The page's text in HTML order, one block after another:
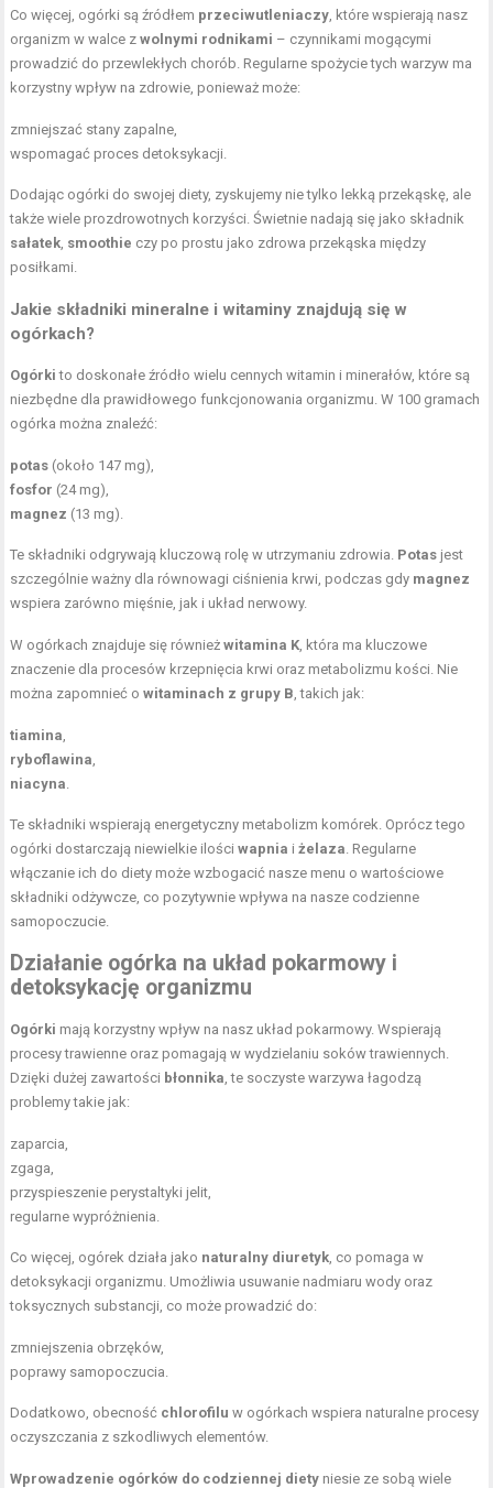
Co więcej, ogórki są źródłem przeciwutleniaczy, które wspierają nasz
organizm w walce zwolnymi rodnikami – czynnikami mogącymi
prowadzić do przewlekłych chorób. Regularne spożycie tych warzyw ma
korzystny wpływ na zdrowie, ponieważ może:
zmniejszać stany zapalne,
wspomagać proces detoksykacji.
Dodając ogórki do swojej diety, zyskujemy nie tylko lekką przekąskę, ale
także wiele prozdrowotnych korzyści. Świetnie nadają się jako składnik
sałatek, smoothie czy po prostu jako zdrowa przekąska między
posiłkami.
Jakie składniki mineralne i witaminy znajdują się w
ogórkach?
Ogórki to doskonałe źródło wielu cennych witamin i minerałów, które są
niezbędne dla prawidłowego funkcjonowania organizmu. W 100 gramach
ogórka można znaleźć:
potas (około 147 mg),
fosfor (24 mg),
magnez (13 mg).
Te składniki odgrywają kluczową rolę w utrzymaniu zdrowia. Potas jest
szczególnie ważny dla równowagi ciśnienia krwi, podczas gdy magnez
wspiera zarówno mięśnie, jak i układ nerwowy.
W ogórkach znajduje się równieżwitamina K, która ma kluczowe
znaczenie dla procesów krzepnięcia krwi oraz metabolizmu kości. Nie
można zapomnieć owitaminach z grupy B, takich jak:
tiamina,
ryboflawina,
niacyna.
Te składniki wspierają energetyczny metabolizm komórek. Oprócz tego
ogórki dostarczają niewielkie ilościwapnia iżelaza. Regularne
włączanie ich do diety może wzbogacić nasze menu o wartościowe
składniki odżywcze, co pozytywnie wpływa na nasze codzienne
samopoczucie.
Działanie ogórka na układ pokarmowy i
detoksykację organizmu
Ogórki mają korzystny wpływ na nasz układ pokarmowy. Wspierają
procesy trawienne oraz pomagają w wydzielaniu soków trawiennych.
Dzięki dużej zawartości błonnika, te soczyste warzywa łagodzą
problemy takie jak:
zaparcia,
zgaga,
przyspieszenie perystaltyki jelit,
regularne wypróżnienia.
Co więcej, ogórek działa jako naturalny diuretyk, co pomaga w
detoksykacji organizmu. Umożliwia usuwanie nadmiaru wody oraz
toksycznych substancji, co może prowadzić do:
zmniejszenia obrzęków,
poprawy samopoczucia.
Dodatkowo, obecność chlorofilu w ogórkach wspiera naturalne procesy
oczyszczania z szkodliwych elementów.
Wprowadzenie ogórków do codziennej diety niesie ze sobą wiele